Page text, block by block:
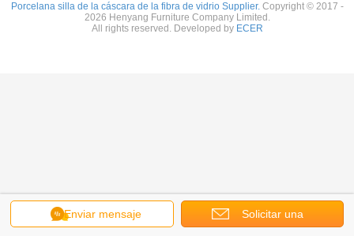
Enviar mensaje Solicitar una
Porcelana silla de la cáscara de la fibra de vidrio Supplier. Copyright © 2017 -
2026 Henyang Furniture Company Limited.
All rights reserved. Developed by ECER